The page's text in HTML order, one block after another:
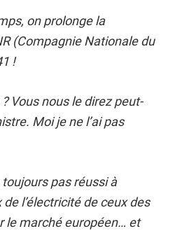
on prolonge la
(Compagnie Nationale du
!
Vous nous le direz peut-
Moi je ne l’ai pas
toujours pas réussi à
l’électricité de ceux des
le marché européen… et